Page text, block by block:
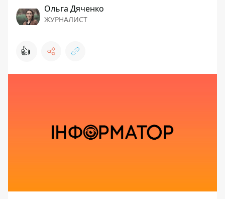
Ольга Дяченко
ЖУРНАЛИСТ
👍